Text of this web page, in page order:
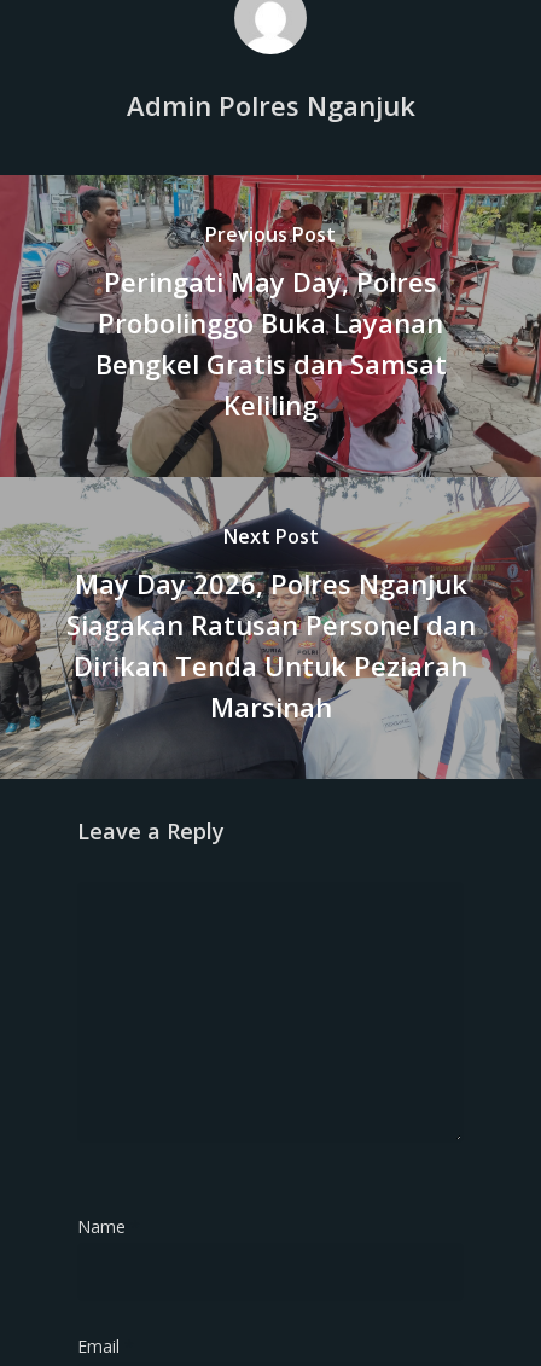
Admin Polres Nganjuk
Previous Post
Peringati May Day, Polres
Probolinggo Buka Layanan
Bengkel Gratis dan Samsat
Keliling
Next Post
May Day 2026, Polres Nganjuk
Siagakan Ratusan Personel dan
Dirikan Tenda Untuk Peziarah
Marsinah
Leave a Reply
Name
Email